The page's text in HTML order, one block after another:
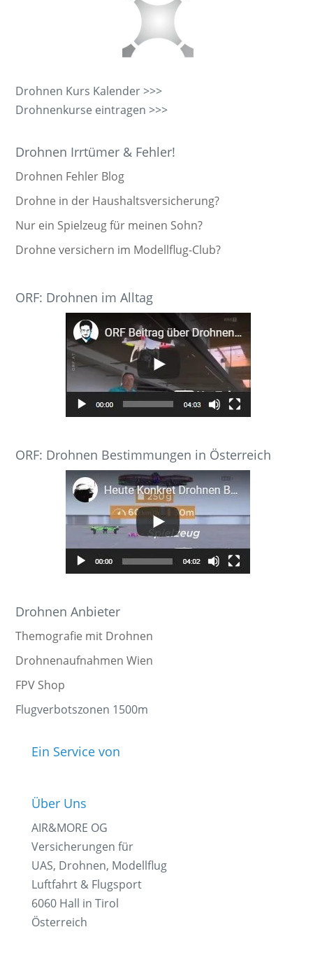
Drohnen Kurs Kalender >>>
Drohnenkurse eintragen >>>
Drohnen Irrtümer & Fehler!
Drohnen Fehler Blog
Drohne in der Haushaltsversicherung?
Nur ein Spielzeug für meinen Sohn?
Drohne versichern im Modellflug-Club?
ORF: Drohnen im Alltag
ORF: Drohnen Bestimmungen in Österreich
Drohnen Anbieter
Themografie mit Drohnen
Drohnenaufnahmen Wien
FPV Shop
Flugverbotszonen 1500m
Ein Service von
Über Uns
AIR&MORE OG
Versicherungen für
UAS, Drohnen, Modellflug
Luftfahrt & Flugsport
6060 Hall in Tirol
Österreich